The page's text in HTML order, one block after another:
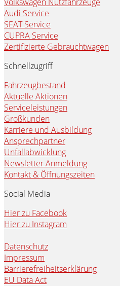
Audi Service
SEAT Service
CUPRA Service
Zertifizierte Gebrauchtwagen
Schnellzugriff
Fahrzeugbestand
Aktuelle Aktionen
Serviceleistungen
Großkunden
Karriere und Ausbildung
Ansprechpartner
Unfallabwicklung
Newsletter Anmeldung
Kontakt & Öffnungszeiten
Social Media
Hier zu Facebook
Hier zu Instagram
Datenschutz
Impressum
Barrierefreiheitserklärung
EU Data Act